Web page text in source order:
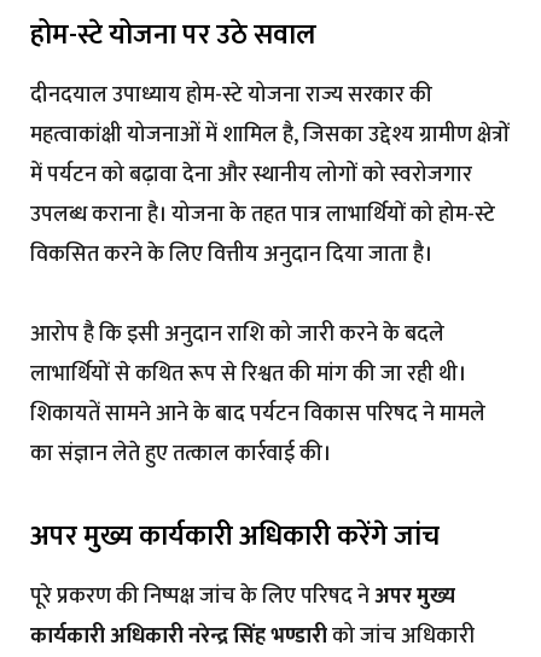
होम-स्टे योजना पर उठे सवाल
दीनदयाल उपाध्याय होम-स्टे योजना राज्य सरकार की
महत्वाकांक्षी योजनाओं में शामिल है, जिसका उद्देश्य ग्रामीण क्षेत्रों
में पर्यटन को बढ़ावा देना और स्थानीय लोगों को स्वरोजगार
उपलब्ध कराना है। योजना के तहत पात्र लाभार्थियों को होम-स्टे
विकसित करने के लिए वित्तीय अनुदान दिया जाता है।
आरोप है कि इसी अनुदान राशि को जारी करने के बदले
लाभार्थियों से कथित रूप से रिश्वत की मांग की जा रही थी।
शिकायतें सामने आने के बाद पर्यटन विकास परिषद ने मामले
का संज्ञान लेते हुए तत्काल कार्रवाई की।
अपर मुख्य कार्यकारी अधिकारी करेंगे जांच
पूरे प्रकरण की निष्पक्ष जांच के लिए परिषद नेअपर मुख्य
कार्यकारी अधिकारी नरेन्द्र सिंह भण्डारीको जांच अधिकारी